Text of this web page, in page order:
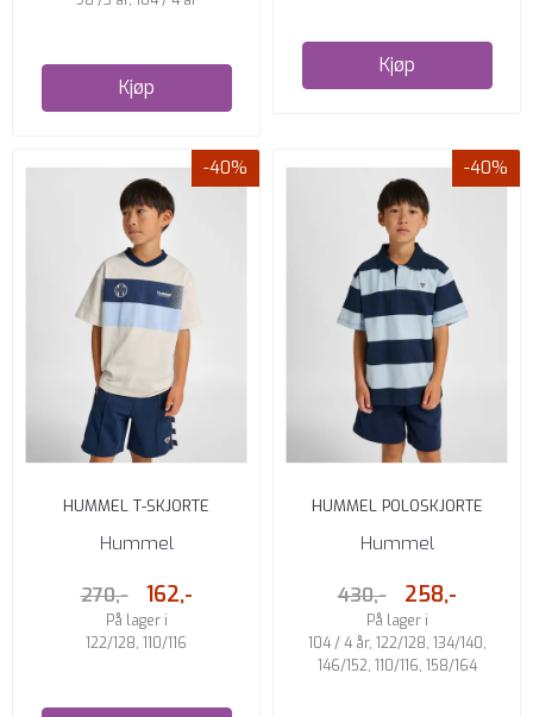
Kjøp
Kjøp
-40%
HUMMEL T-SKJORTE
OFFWHITE
Hummel
270,- 162,-
På lager i
122/128, 110/116
-40%
HUMMEL POLOSKJORTE
STRIPET DRESS BLUES
Hummel
430,- 258,-
På lager i
104 / 4 år, 122/128, 134/140,
146/152, 110/116, 158/164